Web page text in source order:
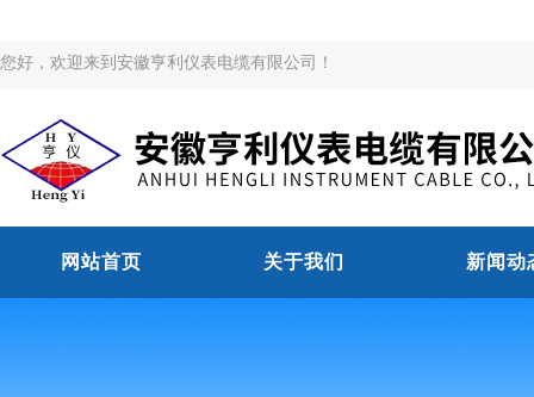
您好，欢迎来到安徽亨利仪表电缆有限公司！
网站首页 关于我们 新闻动